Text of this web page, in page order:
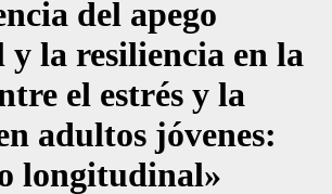
del apego
y la resiliencia en la
el estrés y la
adultos jóvenes:
longitudinal»